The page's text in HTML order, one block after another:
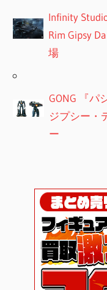
Infinity
Rim Gipsy
場
GONG 『パ
ジプシー・
ー